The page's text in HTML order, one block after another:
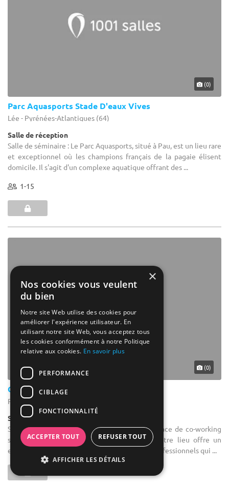
(0)
Parc Aquasports Stade D'eaux Vives
Lée - Pyrénées-Atlantiques (64)
Salle de réception
Salle de séminaire : Le Parc Aquasports, situé à Pau, est un lieu rare
et exceptionnel où les champions français de la pagaie élisent
domicile. Il s'agit d'un complexe aquatique offrant des ...
1-15
(0)
Cozyn
Pau - Pyrénées-Atlantiques (64)
Salle de réception
Salle de séminaire : Venez découvrir notre espace de co-working
situé dans le quartier des Rives du Gave. Notre lieu offre un
environnement élégant et convivial pour les professionnels qui ...
×
Nos cookies vous veulent
du bien
Notre site Web utilise des cookies pour
améliorer l'expérience utilisateur. En
utilisant notre site Web, vous acceptez tous
les cookies conformément à notre Politique
relative aux cookies. En savoir plus
PERFORMANCE
CIBLAGE
FONCTIONNALITÉ
ACCEPTER TOUT REFUSER TOUT
AFFICHER LES DÉTAILS